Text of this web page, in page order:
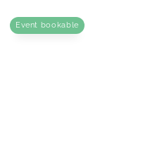
Event bookable